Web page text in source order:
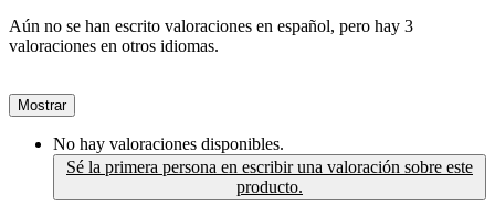
Aún no se han escrito valoraciones en español, pero hay 3
valoraciones en otros idiomas.
Mostrar
No hay valoraciones disponibles.
Sé la primera persona en escribir una valoración sobre este
producto.